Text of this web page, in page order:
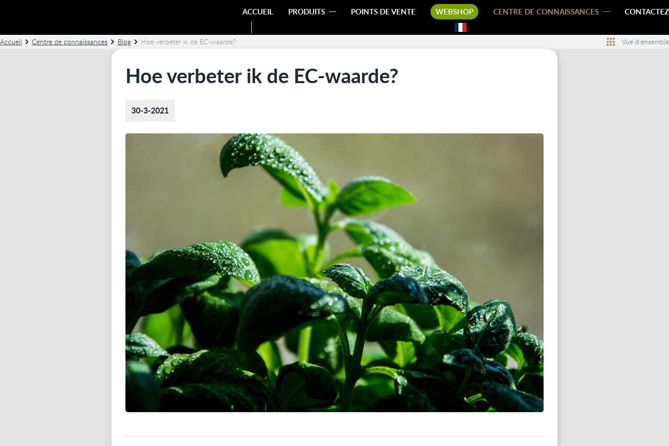
ACCUEIL PRODUITS POINTS DE VENTE WEBSHOP CENTRE DE CONNAISSANCES CONTACTEZ
Accueil Centre de connaissances Blog Hoe verbeter ik de EC-waarde? Vue d'ensemble
Hoe verbeter ik de EC-waarde?
30-3-2021